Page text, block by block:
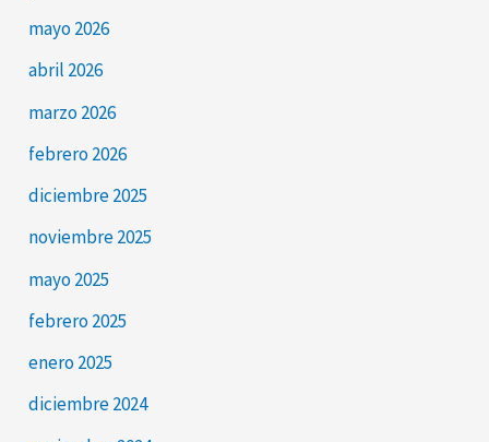
mayo 2026
abril 2026
marzo 2026
febrero 2026
diciembre 2025
noviembre 2025
mayo 2025
febrero 2025
enero 2025
diciembre 2024